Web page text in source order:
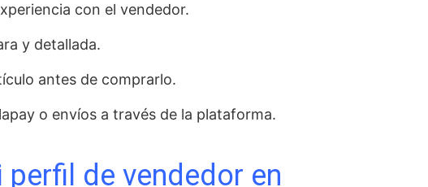
con el vendedor.
y detallada.
antes de comprarlo.
o envíos a través de la plataforma.
de vendedor en